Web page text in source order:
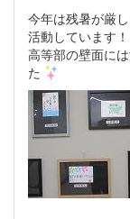
今年は残暑が厳
活動しています！
高等部の壁面に
た